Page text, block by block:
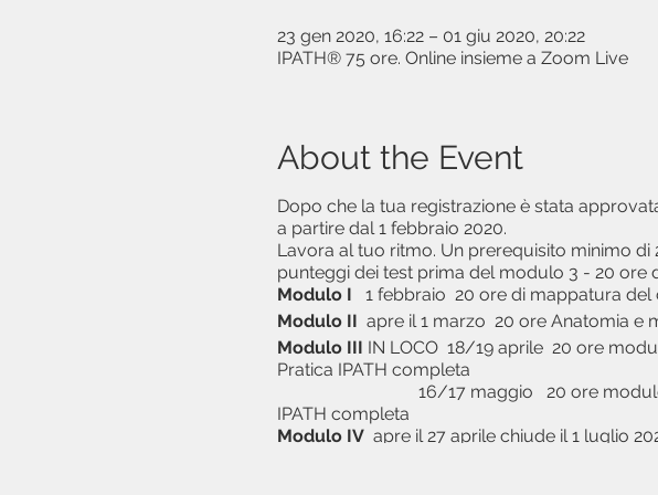
23 gen 2020, 16:22 – 01 giu 2020, 20:22
IPATH® 75 ore. Online insieme a Zoom Live
About the Event
Dopo che la tua registrazione è stata
a partire dal 1 febbraio 2020.
Lavora al tuo ritmo. Un prerequisito minimo
punteggi dei test prima del modulo 3 - 20 ore
Modulo I 1 febbraio 20 ore di mappatura del
Modulo II apre il 1 marzo 20 ore Anatomia e
Modulo III IN LOCO 18/19 aprile 20 ore
Pratica IPATH completa
16/17 maggio 20 ore modulo
IPATH completa
Modulo IVapre il 27 aprile chiude il 1 luglio